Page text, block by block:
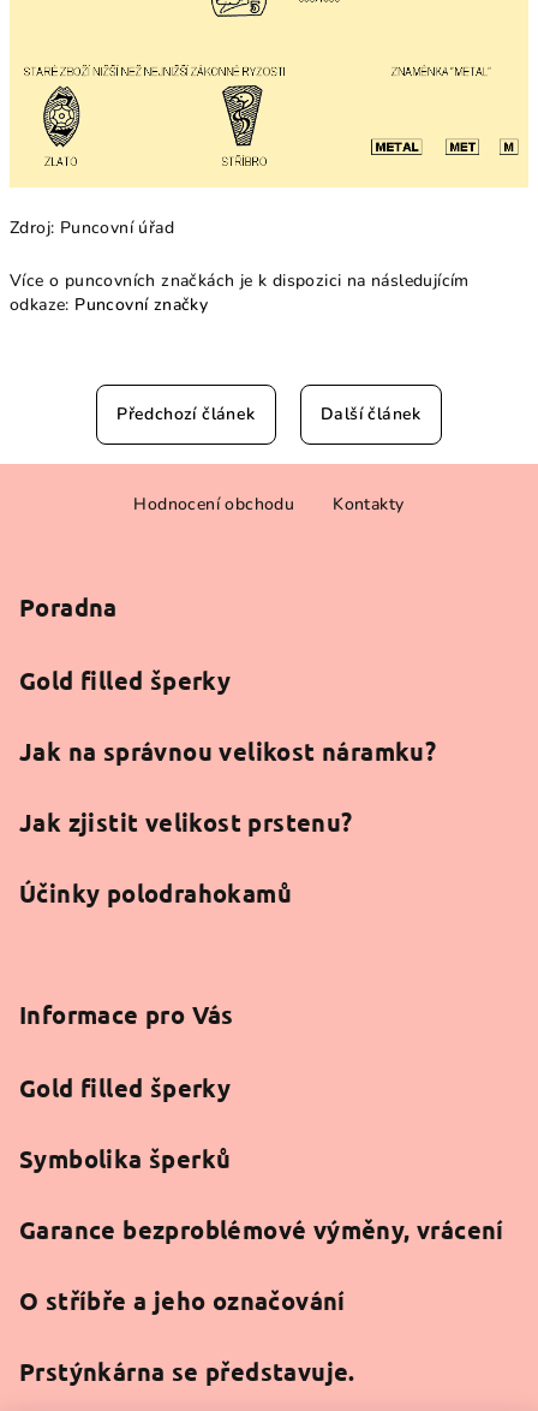
Zdroj: Puncovní úřad
Více o puncovních značkách je k dispozici na následujícím
odkaze: Puncovní značky
Předchozí článek Další článek
Hodnocení obchodu Kontakty
Poradna
Gold filled šperky
Jak na správnou velikost náramku?
Jak zjistit velikost prstenu?
Účinky polodrahokamů
Informace pro Vás
Gold filled šperky
Symbolika šperků
Garance bezproblémové výměny, vrácení
O stříbře a jeho označování
Prstýnkárna se představuje.